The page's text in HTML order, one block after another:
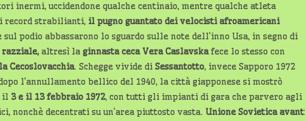
inermi, uccidendone qualche centinaio, mentre qualche atleta
record strabilianti, il pugno guantato dei velocisti afroamericani
sul podio abbassarono lo sguardo sulle note dell’inno Usa, in segno di
razziale, altresì la ginnasta ceca Vera Caslavskafece lo stesso con
Cecoslovacchia. Schegge vivide di Sessantotto, invece Sapporo 1972
l’annullamento bellico del 1940, la città giapponese si mostrò
il 3 e il 13 febbraio 1972, con tutti gli impianti di gara che parvero agli
nonchè decentrati su un’area piuttosto vasta. Unione Sovietica